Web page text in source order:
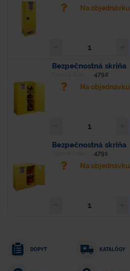
Na objednávku
Bezpečnostná skriňa
4792
Na objednávku
Bezpečnostná skriňa
4791
Na objednávku
DOPYT KATALÓGY